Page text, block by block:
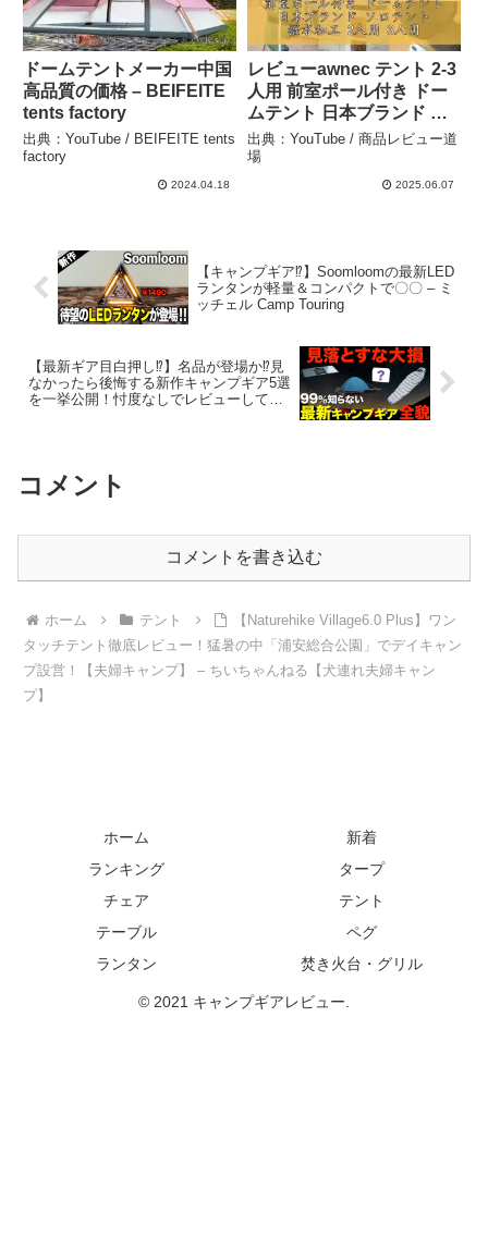
ドームテントメーカー中国
高品質の価格 – BEIFEITE
tents factory
出典：YouTube / BEIFEITE tents
factory
2024.04.18
レビューawnec テント 2-3
人用 前室ポール付き ドー
ムテント 日本ブランド ソ
ロテント 撥水加工 2人用 3
人用 メッシュドア付き軽
量 コンパクト キャンプ ツ
出典：YouTube / 商品レビュー道
場
2025.06.07
【キャンプギア⁉️】Soomloomの最新LED
ランタンが軽量＆コンパクトで〇〇 – ミ
ッチェル Camp Touring
【最新ギア目白押し⁉️】名品が登場か⁉️見
なかったら後悔する新作キャンプギア5選
を一挙公開！忖度なしでレビューしてみ
コメント
コメントを書き込む
ホーム テント
【Naturehike Village6.0 Plus】ワン
タッチテント徹底レビュー！猛暑の中「浦安総合公園」でデイキャン
プ設営！【夫婦キャンプ】 – ちいちゃんねる【犬連れ夫婦キャン
プ】
ホーム
新着
ランキング
タープ
チェア
テント
テーブル
ペグ
ランタン
焚き火台・グリル
© 2021 キャンプギアレビュー.